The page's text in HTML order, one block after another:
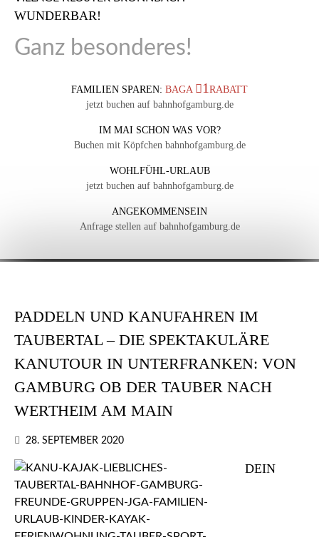
WUNDERBAR!
Ganz besonderes!
FAMILIEN SPAREN: BAGA 1RABATT
jetzt buchen auf bahnhofgamburg.de
IM MAI SCHON WAS VOR?
Buchen mit Köpfchen bahnhofgamburg.de
WOHLFÜHL-URLAUB
jetzt buchen auf bahnhofgamburg.de
ANGEKOMMENSEIN
Anfrage stellen auf bahnhofgamburg.de
PADDELN UND KANUFAHREN IM
TAUBERTAL – DIE SPEKTAKULÄRE
KANUTOUR IN UNTERFRANKEN: VON
GAMBURG OB DER TAUBER NACH
WERTHEIM AM MAIN
28. SEPTEMBER 2020
DEIN